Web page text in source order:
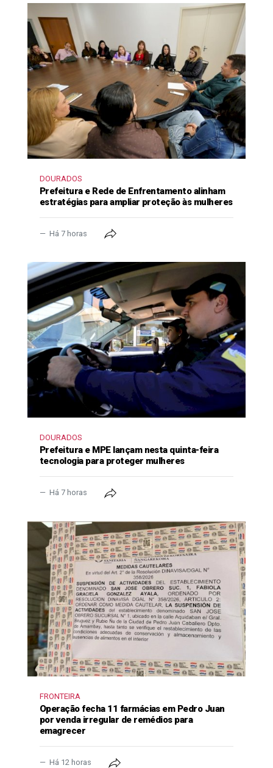
DOURADOS
Prefeitura e Rede de Enfrentamento alinham
estratégias para ampliar proteção às mulheres
Há 7 horas
DOURADOS
Prefeitura e MPE lançam nesta quinta-feira
tecnologia para proteger mulheres
Há 7 horas
FRONTEIRA
Operação fecha 11 farmácias em Pedro Juan
por venda irregular de remédios para
emagrecer
Há 12 horas